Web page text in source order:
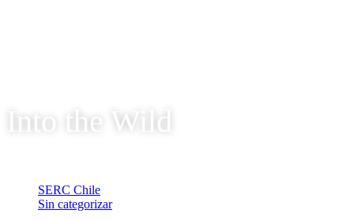
Into the Wild
SERC Chile
Sin categorizar